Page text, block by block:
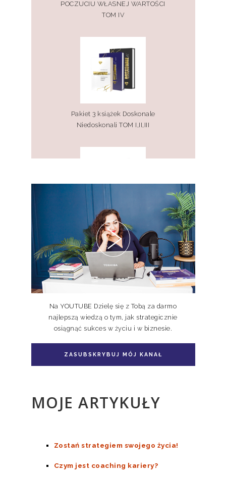
POCZUCIU WŁASNEJ WARTOŚCI
TOM IV
Pakiet 3 książek Doskonale
Niedoskonali TOM I,II,III
Pakiet 2 książek Doskonale
Niedoskonali TOM I, II
Pakiet książka + e-book Doskonale
Niedoskonali TOM II
Na YOUTUBE Dzielę się z Tobą za darmo
najlepszą wiedzą o tym, jak strategicznie
osiągnąć sukces w życiu i w biznesie.
ZASUBSKRYBUJ MÓJ KANAŁ
MOJE ARTYKUŁY
Zostań strategiem swojego życia!
Czym jest coaching kariery?